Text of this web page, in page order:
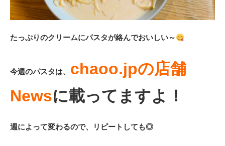
たっぷりのクリームにパスタが絡んでおいしい～
今週のパスタは、 chaoo.jpの店舗
Newsに載ってますよ！
週によって変わるので、リピートしても◎